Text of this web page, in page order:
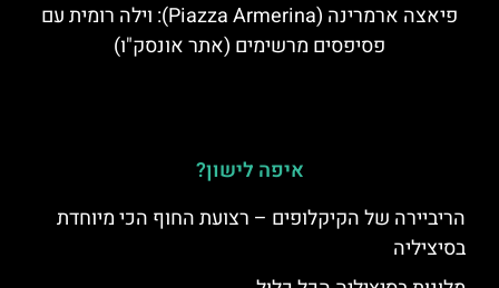
פיאצה ארמרינה (Piazza Armerina): וילה רומית עם
פסיפסים מרשימים (אתר אונסק"ו)
איפה לישון?
הריביירה של הקיקלופים – רצועת החוף הכי מיוחדת
בסיציליה